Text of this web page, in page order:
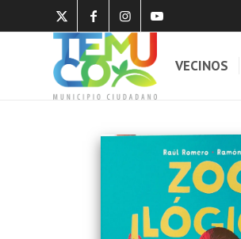
VECINOS